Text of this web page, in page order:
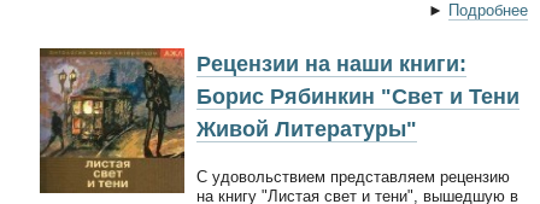
► Подробнее
Рецензии на наши книги:
Борис Рябинкин "Свет и Тени
Живой Литературы"
С удовольствием представляем рецензию
на книгу "Листая свет и тени", вышедшую в